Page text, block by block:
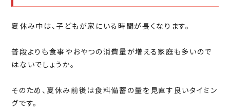
夏休み中は、子どもが家にいる時間が長くなります。
普段よりも食事やおやつの消費量が増える家庭も多いので
はないでしょうか。
そのため、夏休み前後は食料備蓄の量を見直す良いタイミン
グです。